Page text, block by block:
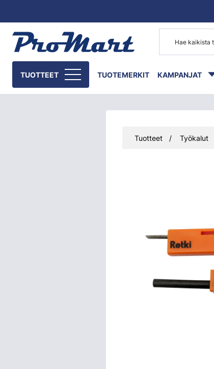
TUOTTEET TUOTEMERKIT KAMPANJAT
Tuotteet Työkalut